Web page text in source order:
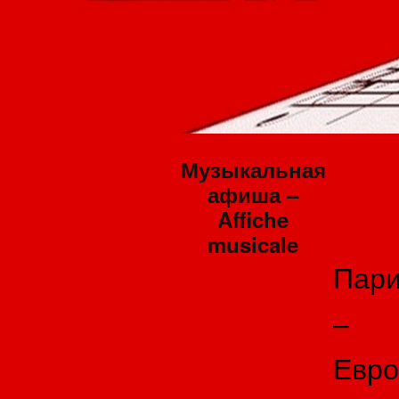
Музыкальная
афиша –
Affiche
musicale
–